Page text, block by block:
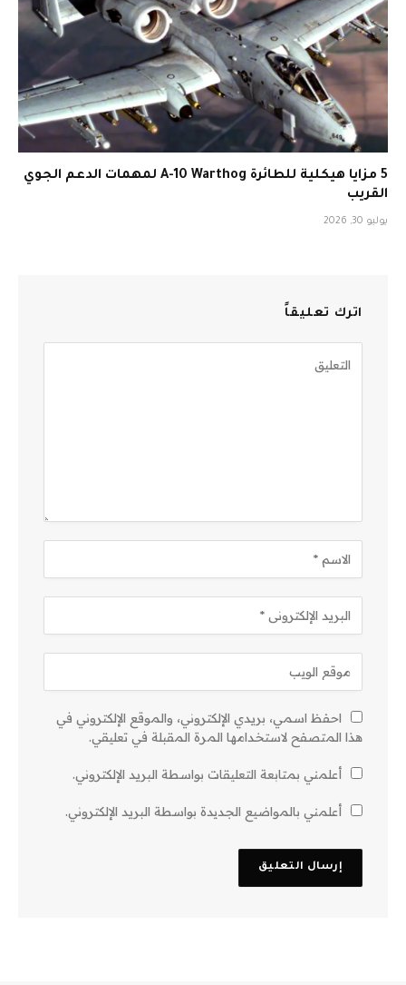
5 مزايا هيكلية للطائرة A-10 Warthog لمهمات الدعم الجوي
القريب
يوليو 30, 2026
اترك تعليقاً
احفظ اسمي، بريدي الإلكتروني، والموقع الإلكتروني في
هذا المتصفح لاستخدامها المرة المقبلة في تعليقي.
أعلمني بمتابعة التعليقات بواسطة البريد الإلكتروني.
أعلمني بالمواضيع الجديدة بواسطة البريد الإلكتروني.